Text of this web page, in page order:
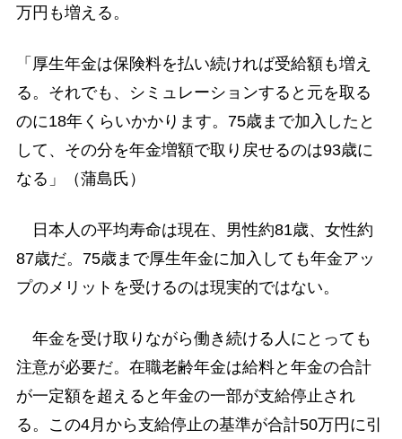
万円も増える。
「厚生年金は保険料を払い続ければ受給額も増え
る。それでも、シミュレーションすると元を取る
のに18年くらいかかります。75歳まで加入したと
して、その分を年金増額で取り戻せるのは93歳に
なる」（蒲島氏）
日本人の平均寿命は現在、男性約81歳、女性約
87歳だ。75歳まで厚生年金に加入しても年金アッ
プのメリットを受けるのは現実的ではない。
年金を受け取りながら働き続ける人にとっても
注意が必要だ。在職老齢年金は給料と年金の合計
が一定額を超えると年金の一部が支給停止され
る。この4月から支給停止の基準が合計50万円に引